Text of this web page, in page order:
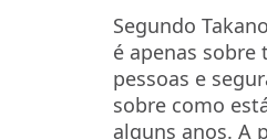
Segundo
é apenas
pessoas e
sobre como
alguns anos. A